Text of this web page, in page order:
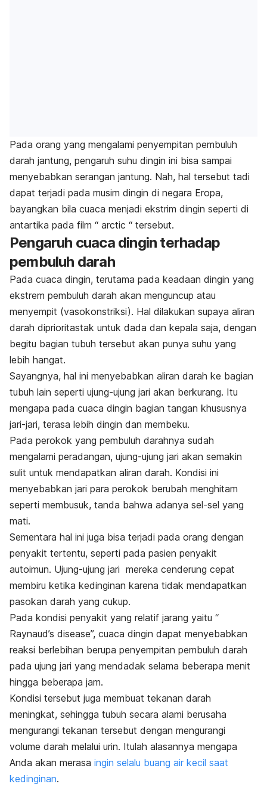
Pada orang yang mengalami penyempitan pembuluh
darah jantung, pengaruh suhu dingin ini bisa sampai
menyebabkan serangan jantung. Nah, hal tersebut tadi
dapat terjadi pada musim dingin di negara Eropa,
bayangkan bila cuaca menjadi ekstrim dingin seperti di
antartika pada film “ arctic “ tersebut.
Pengaruh cuaca dingin terhadap
pembuluh darah
Pada cuaca dingin, terutama pada keadaan dingin yang
ekstrem pembuluh darah akan menguncup atau
menyempit (vasokonstriksi). Hal dilakukan supaya aliran
darah diprioritastak untuk dada dan kepala saja, dengan
begitu bagian tubuh tersebut akan punya suhu yang
lebih hangat.
Sayangnya, hal ini menyebabkan aliran darah ke bagian
tubuh lain seperti ujung-ujung jari akan berkurang. Itu
mengapa pada cuaca dingin bagian tangan khususnya
jari-jari, terasa lebih dingin dan membeku.
Pada perokok yang pembuluh darahnya sudah
mengalami peradangan, ujung-ujung jari akan semakin
sulit untuk mendapatkan aliran darah. Kondisi ini
menyebabkan jari para perokok berubah menghitam
seperti membusuk, tanda bahwa adanya sel-sel yang
mati.
Sementara hal ini juga bisa terjadi pada orang dengan
penyakit tertentu, seperti pada pasien penyakit
autoimun. Ujung-ujung jari mereka cenderung cepat
membiru ketika kedinginan karena tidak mendapatkan
pasokan darah yang cukup.
Pada kondisi penyakit yang relatif jarang yaitu “
Raynaud’s disease”, cuaca dingin dapat menyebabkan
reaksi berlebihan berupa penyempitan pembuluh darah
pada ujung jari yang mendadak selama beberapa menit
hingga beberapa jam.
Kondisi tersebut juga membuat tekanan darah
meningkat, sehingga tubuh secara alami berusaha
mengurangi tekanan tersebut dengan mengurangi
volume darah melalui urin. Itulah alasannya mengapa
Anda akan merasa ingin selalu buang air kecil saat
kedinginan.